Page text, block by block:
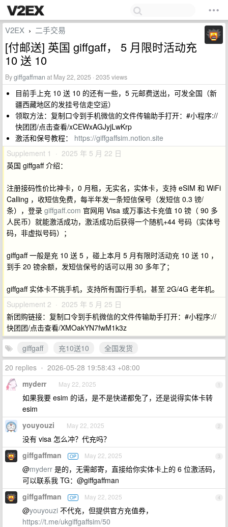
V2EX › 二手交易
[付邮送] 英国 giffgaff， 5 月限时活动充
10 送 10
Bygiffgaffman at May 22, 2025 · 2035 views
目前手上充 10 送 10 的还有一些，5 元邮费送出，可发全国（新
疆西藏地区的发挂号信走空运）
领取方法：复制口令到手机微信的文件传输助手打开：#小程序://
快团团/点击查看/xCEWxAGJyjLwKrp
激活和保号教程： https://giffgaffsim.notion.site
Supplement 1 · 2025 年 5 月 22 日
英国 giffgaff 介绍：
注册接码性价比神卡，0 月租，无实名，实体卡，支持 eSIM 和 WiFi
Calling ，收短信免费，每半年发一条短信保号（发短信 0.3 镑/
条），登录 giffgaff.com 官网用 Visa 或万事达卡充值 10 镑（ 90 多
人民币）就能激活成功，激活成功后获得一个随机+44 号码（实体号
码，非虚拟号码）；
giffgaff 一般是充 10 送 5 ，碰上本月 5 月有限时活动充 10 送 10 ，
到手 20 镑余额，发短信保号的话可以用 30 多年了；
giffgaff 实体卡不挑手机，支持所有国行手机，甚至 2G/4G 老年机。
Supplement 2 · 2025 年 5 月 25 日
新团购链接：复制口令到手机微信的文件传输助手打开：#小程序://
快团团/点击查看/XMOakYN7fwM1k3z
giffgaff
充10送10
全国发货
20 replies • 2026-05-28 19:58:43 +08:00
1
myderr May 22, 2025
如果我要 esim 的话，是不是快递都免了，还是说得实体卡转
esim
2
youyouzi May 22, 2025
没有 visa 怎么冲？代充吗？
3
giffgaffman OP May 22, 2025
@myderr 是的，无需邮寄，直接给你实体卡上的 6 位激活码，
可以联系我 TG：@giffgaffman
4
giffgaffman OP May 22, 2025
@youyouzi 不代充，但提供官方充值券，
https://t.me/ukgiffgaffsim/50